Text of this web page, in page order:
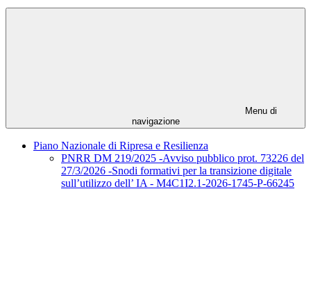
Menu di
navigazione
Piano Nazionale di Ripresa e Resilienza
PNRR DM 219/2025 -Avviso pubblico prot. 73226 del
27/3/2026 -Snodi formativi per la transizione digitale
sull’utilizzo dell’ IA - M4C1I2.1-2026-1745-P-66245